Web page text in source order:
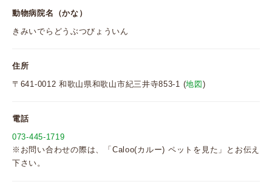
動物病院名（かな）
きみいでらどうぶつびょういん
住所
〒641-0012 和歌山県和歌山市紀三井寺853-1 (地図 )
電話
073-445-1719
※お問い合わせの際は、「Caloo(カルー) ペットを見た」とお伝え
下さい。